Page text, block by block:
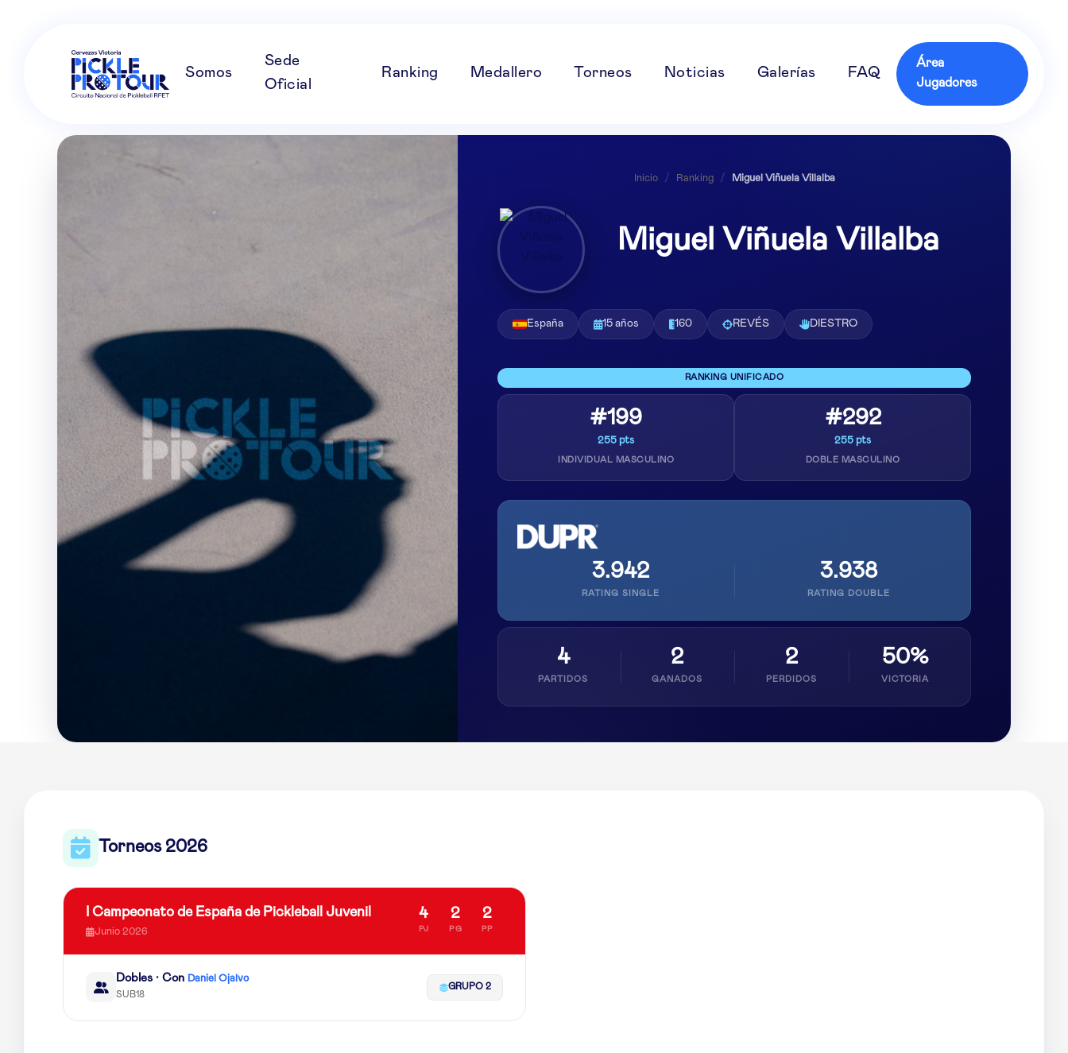
Somos
Sede
Oficial
Ranking Medallero Torneos Noticias Galerías FAQ
Área
Jugadores
Inicio / Ranking / Miguel Viñuela Villalba
Miguel Viñuela Villalba
España 15 años 160 REVÉS DIESTRO
RANKING UNIFICADO
#199
255 pts
INDIVIDUAL MASCULINO
#292
255 pts
DOBLE MASCULINO
3.942
RATING SINGLE
3.938
RATING DOUBLE
4
PARTIDOS
2
GANADOS
2
PERDIDOS
50%
VICTORIA
Torneos 2026
I Campeonato de España de Pickleball Juvenil
Junio 2026
4
PJ
2
PG
2
PP
Dobles · Con Daniel Ojalvo
SUB18
GRUPO 2